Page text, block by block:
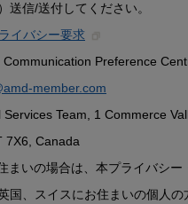
送信/送付してください。
イバシー要求
Communication Preference
member.com
Team, 1 Commerce
7X6, Canada
まいの場合は、本プライバシー
国、スイスにお住まいの個人の